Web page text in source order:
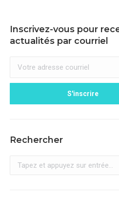
Inscrivez-vous pour
actualités par courriel
Rechercher
Recherche